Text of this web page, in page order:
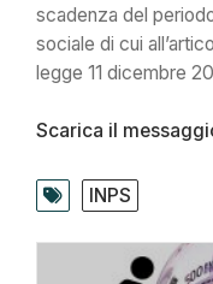
scadenza del
sociale di cui
legge 11 dicembre
Scarica il
INPS